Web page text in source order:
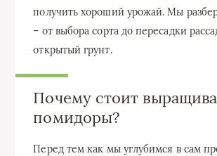
получить хороший урожай. Мы
– от выбора сорта до пересадки
открытый грунт.
Почему стоит
помидоры?
Перед тем как мы углубимся в сам